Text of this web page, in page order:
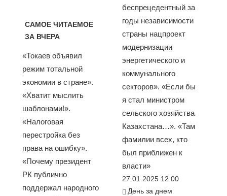
САМОЕ ЧИТАЕМОЕ
ЗА ВЧЕРА
«Токаев объявил
режим тотальной
экономии в стране».
«Хватит мыслить
шаблонами!».
«Налоговая
перестройка без
права на ошибку».
«Почему президент
РК публично
поддержал народного
беспрецедентный за
годы независимости
страны нацпроект
модернизации
энергетического и
коммунального
секторов». «Если бы
я стал министром
сельского хозяйства
Казахстана…». «Там
фамилии всех, кто
был приближен к
власти»
27.01.2025 12:00
День за днем